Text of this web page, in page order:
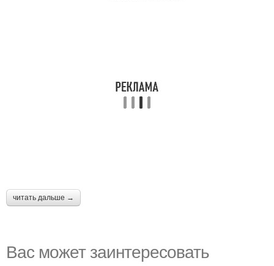
читать дальше →
Вас может заинтересовать